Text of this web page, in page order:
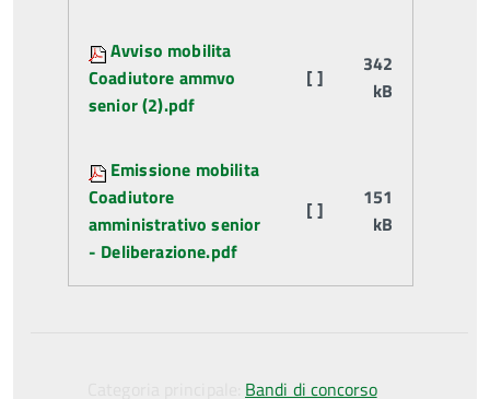
Avviso mobilita
Coadiutore ammvo
senior (2).pdf
[ ]
342
kB
Emissione mobilita
Coadiutore
amministrativo senior
- Deliberazione.pdf
[ ]
151
kB
Bandi di concorso